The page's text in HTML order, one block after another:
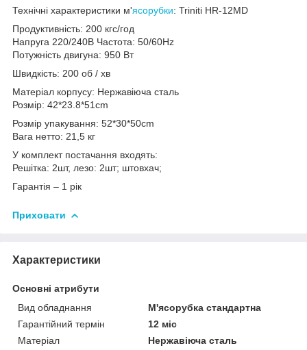
Технічні характеристики м'ясорубки: Triniti HR-12MD
Продуктивність: 200 кгс/год
Напруга 220/240В Частота: 50/60Hz
Потужність двигуна: 950 Вт
Швидкість: 200 об / хв
Матеріал корпусу: Нержавіюча сталь
Розмір: 42*23.8*51cm
Розмір упакування: 52*30*50cm
Вага нетто: 21,5 кг
У комплект постачання входять:
Решітка: 2шт, лезо: 2шт; штовхач;
Гарантія – 1 рік
Приховати
Характеристики
Основні атрибути
Вид обладнання
М'ясорубка стандартна
Гарантійний термін
12 міс
Матеріал
Нержавіюча сталь